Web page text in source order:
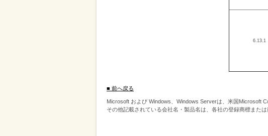
6.13.1
■ 前へ戻る
Microsoft および Windows、Windows Serverは、米国Microsoft
その他記載されている会社名・製品名は、各社の登録商標または